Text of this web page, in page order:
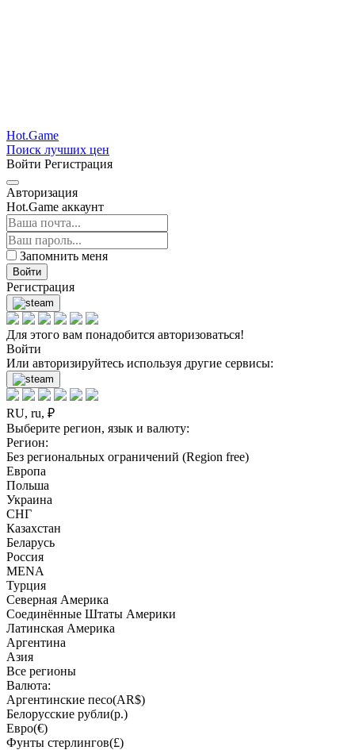
Hot.Game
Поиск лучших цен
Войти Регистрация
Авторизация
Hot.Game аккаунт
Запомнить меня
Войти
Регистрация
Для этого вам понадобится авторизоваться!
Войти
Или авторизируйтесь используя другие сервисы:
RU, ru, ₽
Выберите регион, язык и валюту:
Регион:
Без региональных ограничений (Region free)
Европа
Польша
Украина
СНГ
Казахстан
Беларусь
Россия
MENA
Турция
Северная Америка
Соединённые Штаты Америки
Латинская Америка
Аргентина
Азия
Все регионы
Валюта:
Аргентинские песо(AR$)
Белорусские рубли(р.)
Евро(€)
Фунты стерлингов(£)